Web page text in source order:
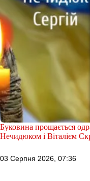
Буковина прощається
Нечидюком і Віталієм
03 Серпня 2026, 07:36